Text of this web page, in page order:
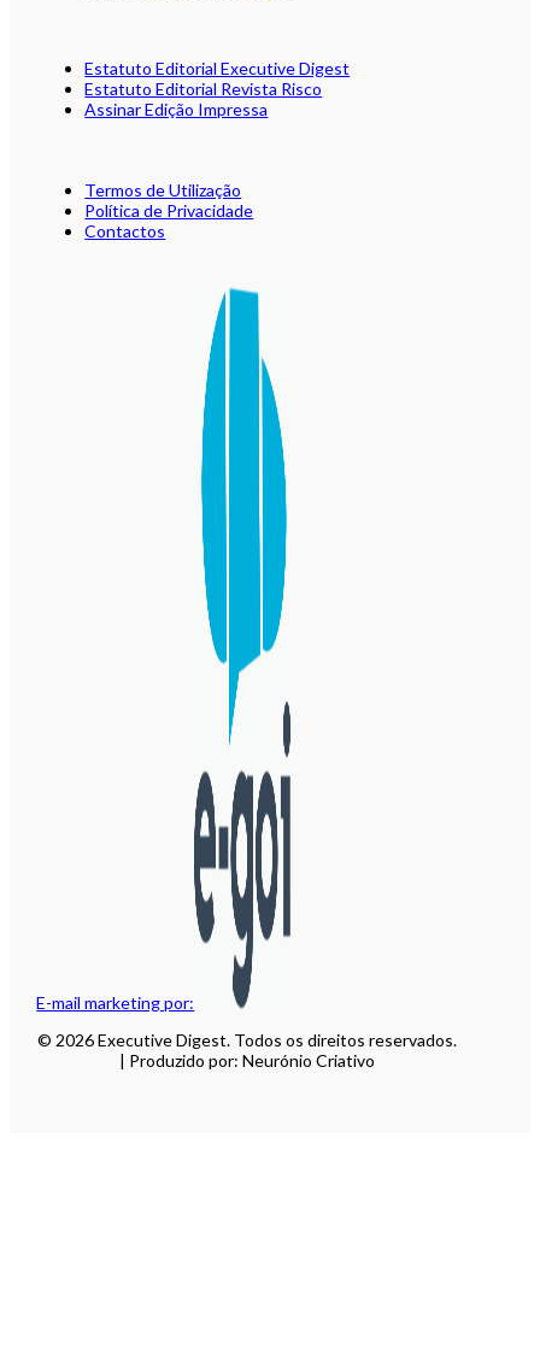
E-mail marketing por:
Estatuto Editorial Executive Digest
Estatuto Editorial Revista Risco
Assinar Edição Impressa
Termos de Utilização
Política de Privacidade
Contactos
© 2026 Executive Digest. Todos os direitos reservados.
| Produzido por: Neurónio Criativo